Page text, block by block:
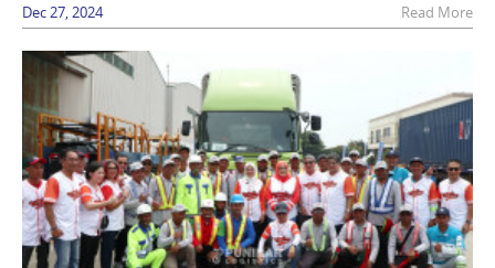
Dec 27, 2024 Read More